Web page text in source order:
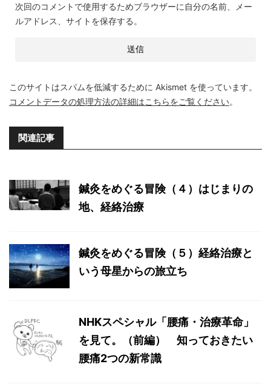
次回のコメントで使用するためブラウザーに自分の名前、メー
ルアドレス、サイトを保存する。
このサイトはスパムを低減するために Akismet を使っています。
コメントデータの処理方法の詳細はこちらをご覧ください。
関連記事
鍼灸をめぐる冒険（４）はじまりの
地、経絡治療
鍼灸をめぐる冒険（５）経絡治療と
いう母星からの旅立ち
NHKスペシャル「腰痛・治療革命」
を見て。（前編） 知っておきたい
腰痛2つの新常識